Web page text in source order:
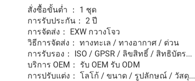
สั่งซื้อขั้นต่ำ ： 1 ชุด
การรับประกัน： 2 ปี
การจัดส่ง： EXW กวางโจว
วิธีการจัดส่ง： ทางทะเล / ทางอากาศ / ด่วน
การรับรอง： ISO / GPSR / ลิขสิทธิ์ / สิทธิบัตร...
บริการ OEM： รับ OEM รับ ODM
การปรับแต่ง： โลโก้ / ขนาด / รูปลักษณ์ / วัสดุ...